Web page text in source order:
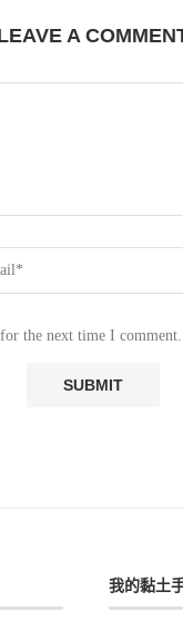
A
the next time I comment.
我的黏土